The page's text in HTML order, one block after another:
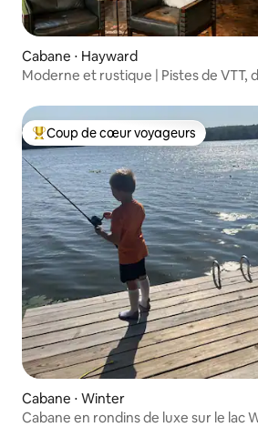
Cabane ⋅ Hayward
Moderne et rustique | Pistes de VTT,
Coups de cœur voyageurs les plus
Coup de cœur voyageurs
Cabane ⋅ Winter
Cabane en rondins de luxe sur le lac